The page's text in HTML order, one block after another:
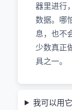
简单说，这就
红、再投进去
买一只年分红
进同一只股票
年、第20年你
它的核心优势
器里进行
数据。哪
息，也不
少数真正
具之一。
我可以用